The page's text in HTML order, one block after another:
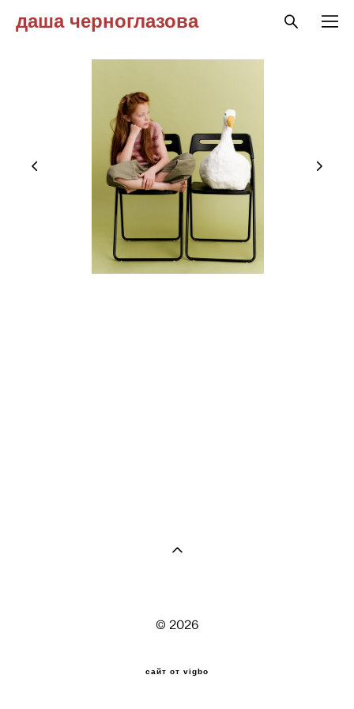
даша черноглазова
© 2026
сайт от vigbo